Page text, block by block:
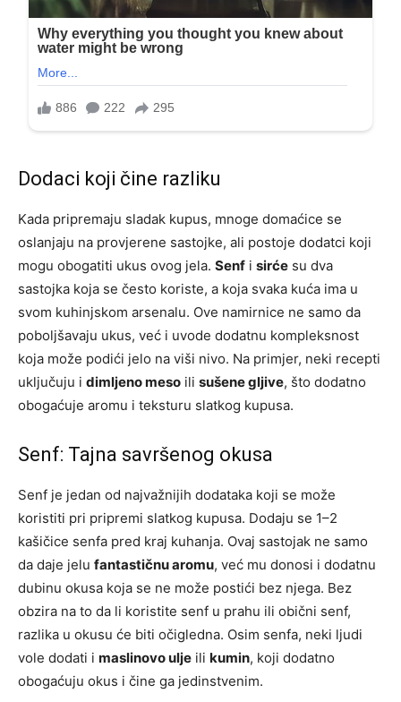
Dodaci koji čine razliku
Kada pripremaju sladak kupus, mnoge domaćice se
oslanjaju na provjerene sastojke, ali postoje dodatci koji
mogu obogatiti ukus ovog jela. Senf i sirće su dva
sastojka koja se često koriste, a koja svaka kuća ima u
svom kuhinjskom arsenalu. Ove namirnice ne samo da
poboljšavaju ukus, već i uvode dodatnu kompleksnost
koja može podići jelo na viši nivo. Na primjer, neki recepti
uključuju i dimljeno meso ili sušene gljive, što dodatno
obogaćuje aromu i teksturu slatkog kupusa.
Senf: Tajna savršenog okusa
Senf je jedan od najvažnijih dodataka koji se može
koristiti pri pripremi slatkog kupusa. Dodaju se 1–2
kašičice senfa pred kraj kuhanja. Ovaj sastojak ne samo
da daje jelu fantastičnu aromu, već mu donosi i dodatnu
dubinu okusa koja se ne može postići bez njega. Bez
obzira na to da li koristite senf u prahu ili obični senf,
razlika u okusu će biti očigledna. Osim senfa, neki ljudi
vole dodati i maslinovo ulje ili kumin, koji dodatno
obogaćuju okus i čine ga jedinstvenim.